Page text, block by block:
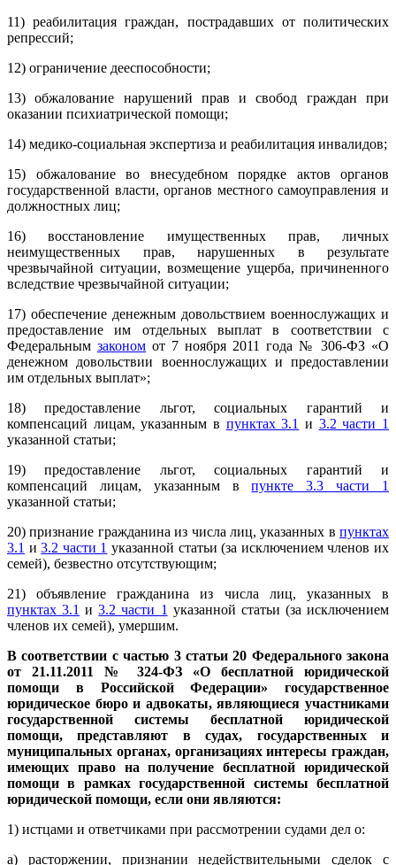
11) реабилитация граждан, пострадавших от политических
репрессий;
12) ограничение дееспособности;
13) обжалование нарушений прав и свобод граждан при
оказании психиатрической помощи;
14) медико-социальная экспертиза и реабилитация инвалидов;
15) обжалование во внесудебном порядке актов органов
государственной власти, органов местного самоуправления и
должностных лиц;
16) восстановление имущественных прав, личных
неимущественных прав, нарушенных в результате
чрезвычайной ситуации, возмещение ущерба, причиненного
вследствие чрезвычайной ситуации;
17) обеспечение денежным довольствием военнослужащих и
предоставление им отдельных выплат в соответствии с
Федеральным законом от 7 ноября 2011 года № 306-ФЗ «О
денежном довольствии военнослужащих и предоставлении
им отдельных выплат»;
18) предоставление льгот, социальных гарантий и
компенсаций лицам, указанным в пунктах 3.1 и 3.2 части 1
указанной статьи;
19) предоставление льгот, социальных гарантий и
компенсаций лицам, указанным впункте 3.3 части 1
указанной статьи;
20) признание гражданина из числа лиц, указанных в пунктах
3.1 и3.2 части 1 указанной статьи (за исключением членов их
семей), безвестно отсутствующим;
21) объявление гражданина из числа лиц, указанных в
пунктах 3.1 и3.2 части 1 указанной статьи (за исключением
членов их семей), умершим.
В соответствии с частью 3 статьи 20 Федерального закона
от 21.11.2011№ 324-ФЗ «О бесплатной юридической
помощи в Российской Федерации» государственное
юридическое бюро и адвокаты, являющиеся участниками
государственной системы бесплатной юридической
помощи, представляют в судах, государственных и
муниципальных органах, организациях интересы граждан,
имеющих право на получение бесплатной юридической
помощи в рамках государственной системы бесплатной
юридической помощи, если они являются:
1) истцами и ответчиками при рассмотрении судами дел о:
а) расторжении, признании недействительными сделок с